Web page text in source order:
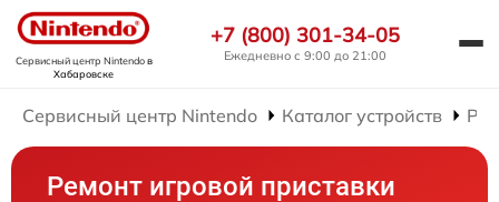
Сервисный центр Nintendoв
Хабаровске
+7 (800) 301-34-05
Ежедневно с 9:00 до 21:00
Сервисный центр Nintendo Каталог устройств
Ремонт игровой приставки